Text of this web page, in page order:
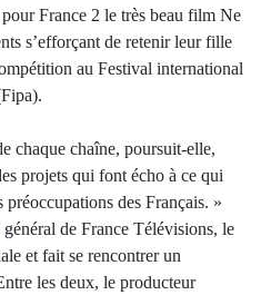
France 2 le très beau film Ne
s’efforçant de retenir leur fille
au Festival international
chaque chaîne, poursuit-elle,
projets qui font écho à ce qui
des Français. »
de France Télévisions, le
et fait se rencontrer un
les deux, le producteur